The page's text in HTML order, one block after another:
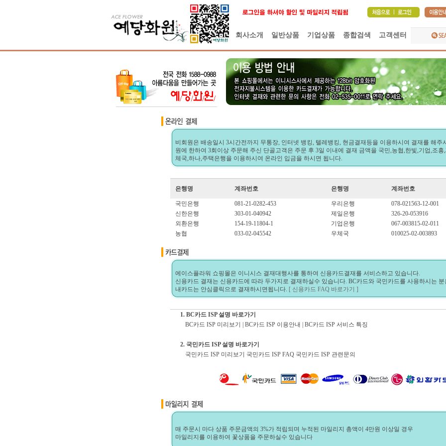
회사소개 일반상품 기업상품 종합검색 고객센터
비회원은 배송일시 3시간전까지 무통장, 인터넷 뱅킹, 텔레뱅킹, 현금결재등을 이용하시여 결재를 해주
원에 한하여 3회이상 주문해 주신 단골고객은 주문 후 3일 이내에 결재 금액을 국민,농협,한빛,기업,조흥
체국,하나,주택은행을 이용하시여 온라인 입금을 하시면 됩니다.
은행명 계좌번호 은행명 계좌번호
국민은행 081-21-0282-453 우리은행 078-021563-12-001
신한은행 303-01-040942 제일은행
326-20-053916
외환은행
154-19-11804-1 기업은행
067-003815-02-011
농협
033-02-045542 우체국 010025-02-003893
에이스플라워 쇼핑몰은 이니시스 결재대행사를 통하여 신용카드결재를 서비스하고 있습니다.
신용카드 결재는 신용카드에 따라 두가지로 결재하실수 있습니다. BC카드와 국민카드를 사용하시는 분
내카드는 안심클릭으로 결재하시면됩니다. [ 신용카드 FAQ 바로가기 ]
1. BC카드 ISP 설명 바로가기
BC카드 ISP 미리보기 | BC카드 ISP 이용안내 | BC카드 ISP 서비스 특징
2. 국민카드 ISP 설명 바로가기
국민카드 ISP 미리보기 국민카드 ISP FAQ 국민카드 ISP 관련문의
매 주문시 마다 상품 주문금액의 3%가 적립되며 누적된 마일리지 총액이 4만원 이상일 경우
마일리지를 이용하여 꽃상품을 주문하실수 있습니다